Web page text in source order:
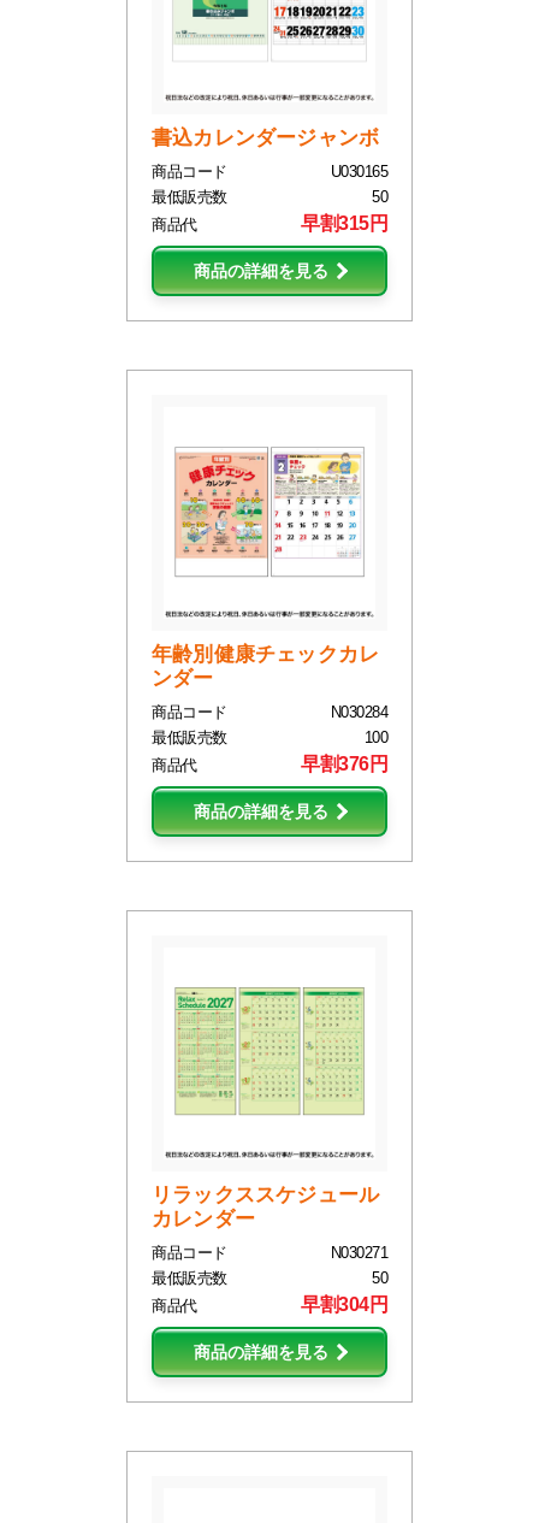
書込カレンダージャンボ
商品コード
U030165
最低販売数
50
商品代
早割315円
商品の詳細を見る
年齢別健康チェックカレ
ンダー
商品コード
N030284
最低販売数
100
商品代
早割376円
商品の詳細を見る
リラックススケジュール
カレンダー
商品コード
N030271
最低販売数
50
商品代
早割304円
商品の詳細を見る